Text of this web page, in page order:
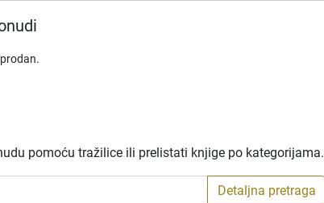
pomoću tražilice ili prelistati knjige po kategorijama.
Detaljna pretraga